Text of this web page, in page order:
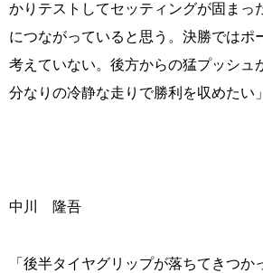
かりテストしてセッティングが固まっ
につながっていると思う。決勝ではポ
考えていない。後方からの猛プッシュ
分なりの冷静な走りで勝利を収めたい」
中川 隆吾
「後半タイヤグリップが落ちてきつか